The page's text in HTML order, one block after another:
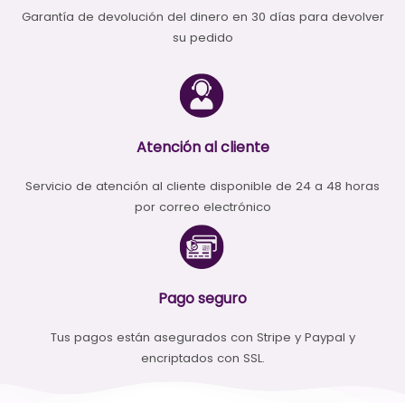
Garantía de devolución del dinero en 30 días para devolver
su pedido
Atención al cliente
Servicio de atención al cliente disponible de 24 a 48 horas
por correo electrónico
Pago seguro
Tus pagos están asegurados con Stripe y Paypal y
encriptados con SSL.